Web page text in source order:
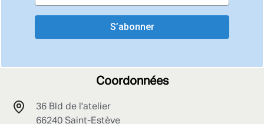
S’abonner
Coordonnées
36 Bld de l'atelier
66240 Saint-Estève